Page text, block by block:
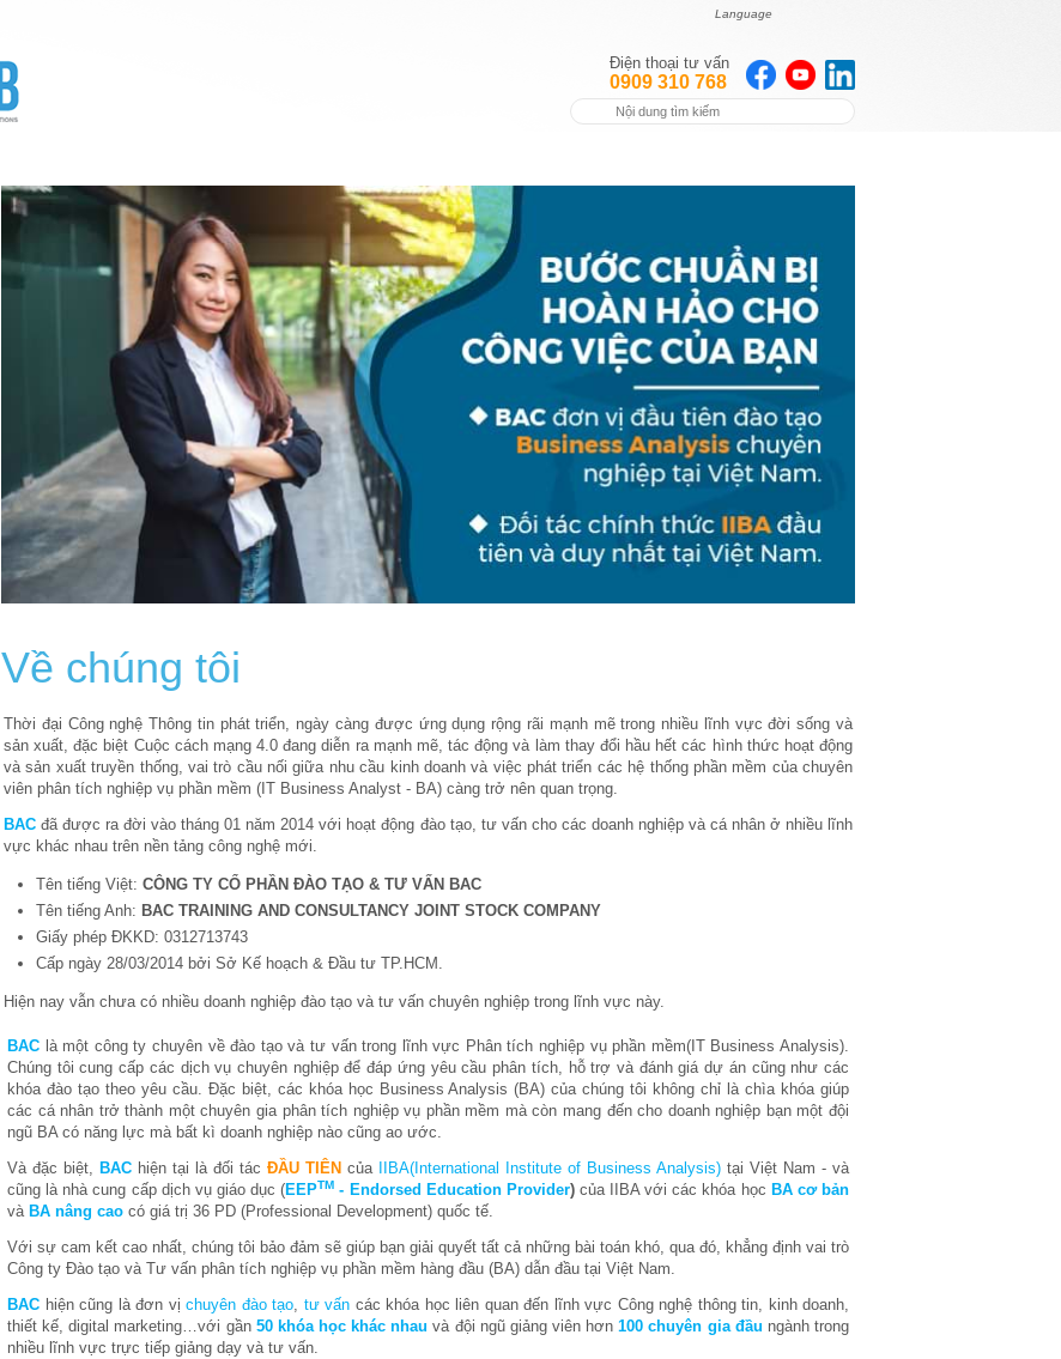
Language
Điện thoại tư vấn
0909 310 768
Về chúng tôi
Thời đại Công nghệ Thông tin phát triển, ngày càng được ứng dụng rộng rãi mạnh mẽ trong nhiều lĩnh vực đời sống và
sản xuất, đặc biệt Cuộc cách mạng 4.0 đang diễn ra mạnh mẽ, tác động và làm thay đổi hầu hết các hình thức hoạt động
và sản xuất truyền thống, vai trò cầu nối giữa nhu cầu kinh doanh và việc phát triển các hệ thống phần mềm của chuyên
viên phân tích nghiệp vụ phần mềm (IT Business Analyst - BA) càng trở nên quan trọng.
BAC đã được ra đời vào tháng 01 năm 2014 với hoạt động đào tạo, tư vấn cho các doanh nghiệp và cá nhân ở nhiều lĩnh
vực khác nhau trên nền tảng công nghệ mới.
Tên tiếng Việt: CÔNG TY CỔ PHẦN ĐÀO TẠO & TƯ VẤN BAC
Tên tiếng Anh: BAC TRAINING AND CONSULTANCY JOINT STOCK COMPANY
Giấy phép ĐKKD: 0312713743
Cấp ngày 28/03/2014 bởi Sở Kế hoạch & Đầu tư TP.HCM.
Hiện nay vẫn chưa có nhiều doanh nghiệp đào tạo và tư vấn chuyên nghiệp trong lĩnh vực này.
BAC là một công ty chuyên về đào tạo và tư vấn trong lĩnh vực Phân tích nghiệp vụ phần mềm(IT Business Analysis).
Chúng tôi cung cấp các dịch vụ chuyên nghiệp để đáp ứng yêu cầu phân tích, hỗ trợ và đánh giá dự án cũng như các
khóa đào tạo theo yêu cầu. Đặc biệt, các khóa học Business Analysis (BA) của chúng tôi không chỉ là chìa khóa giúp
các cá nhân trở thành một chuyên gia phân tích nghiệp vụ phần mềm mà còn mang đến cho doanh nghiệp bạn một đội
ngũ BA có năng lực mà bất kì doanh nghiệp nào cũng ao ước.
Và đặc biệt, BAC hiện tại là đối tác ĐẦU TIÊN của IIBA(International Institute of Business Analysis) tại Việt Nam - và
cũng là nhà cung cấp dịch vụ giáo dục (EEPTM - Endorsed Education Provider)của IIBA với các khóa học BA cơ bản
và BA nâng cao có giá trị 36 PD (Professional Development) quốc tế.
Với sự cam kết cao nhất, chúng tôi bảo đảm sẽ giúp bạn giải quyết tất cả những bài toán khó, qua đó, khẳng định vai trò
Công ty Đào tạo và Tư vấn phân tích nghiệp vụ phần mềm hàng đầu (BA) dẫn đầu tại Việt Nam.
BAC hiện cũng là đơn vị chuyên đào tạo, tư vấn các khóa học liên quan đến lĩnh vực Công nghệ thông tin, kinh doanh,
thiết kế, digital marketing…với gần 50 khóa học khác nhau và đội ngũ giảng viên hơn100 chuyên gia đầu ngành trong
nhiều lĩnh vực trực tiếp giảng dạy và tư vấn.